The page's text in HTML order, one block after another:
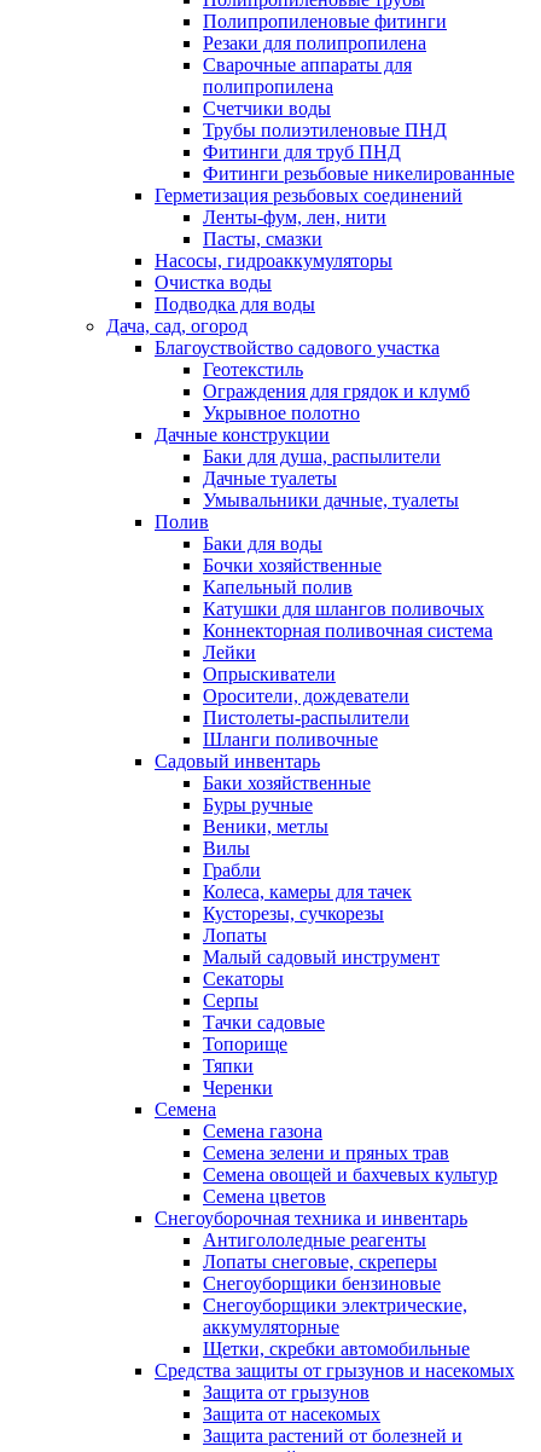
Полипропиленовые фитинги
Резаки для полипропилена
Сварочные аппараты для
полипропилена
Счетчики воды
Трубы полиэтиленовые ПНД
Фитинги для труб ПНД
Фитинги резьбовые никелированные
Герметизация резьбовых соединений
Ленты-фум, лен, нити
Пасты, смазки
Насосы, гидроаккумуляторы
Очистка воды
Подводка для воды
Дача, сад, огород
Благоуствойство садового участка
Геотекстиль
Ограждения для грядок и клумб
Укрывное полотно
Дачные конструкции
Баки для душа, распылители
Дачные туалеты
Умывальники дачные, туалеты
Полив
Баки для воды
Бочки хозяйственные
Капельный полив
Катушки для шлангов поливочых
Коннекторная поливочная система
Лейки
Опрыскиватели
Оросители, дождеватели
Пистолеты-распылители
Шланги поливочные
Садовый инвентарь
Баки хозяйственные
Буры ручные
Веники, метлы
Вилы
Грабли
Колеса, камеры для тачек
Кусторезы, сучкорезы
Лопаты
Малый садовый инструмент
Секаторы
Серпы
Тачки садовые
Топорище
Тяпки
Черенки
Семена
Семена газона
Семена зелени и пряных трав
Семена овощей и бахчевых культур
Семена цветов
Снегоуборочная техника и инвентарь
Антигололедные реагенты
Лопаты снеговые, скреперы
Снегоуборщики бензиновые
Снегоуборщики электрические,
аккумуляторные
Щетки, скребки автомобильные
Средства защиты от грызунов и насекомых
Защита от грызунов
Защита от насекомых
Защита растений от болезней и